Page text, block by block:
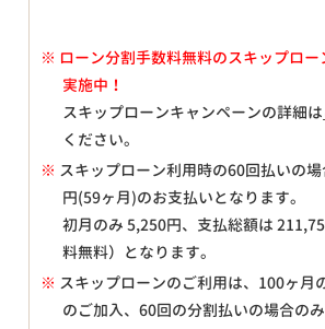
※ ローン分割手数料無料のスキップロ
実施中！
スキップローンキャンペーンの詳細は
ください。
※ スキップローン利用時の60回払いの
円(59ヶ月)のお支払いとなります。
初月のみ5,250円、支払総額は
料無料）となります。
※ スキップローンのご利用は、100ヶ月
のご加入、60回の分割払いの場合のみ